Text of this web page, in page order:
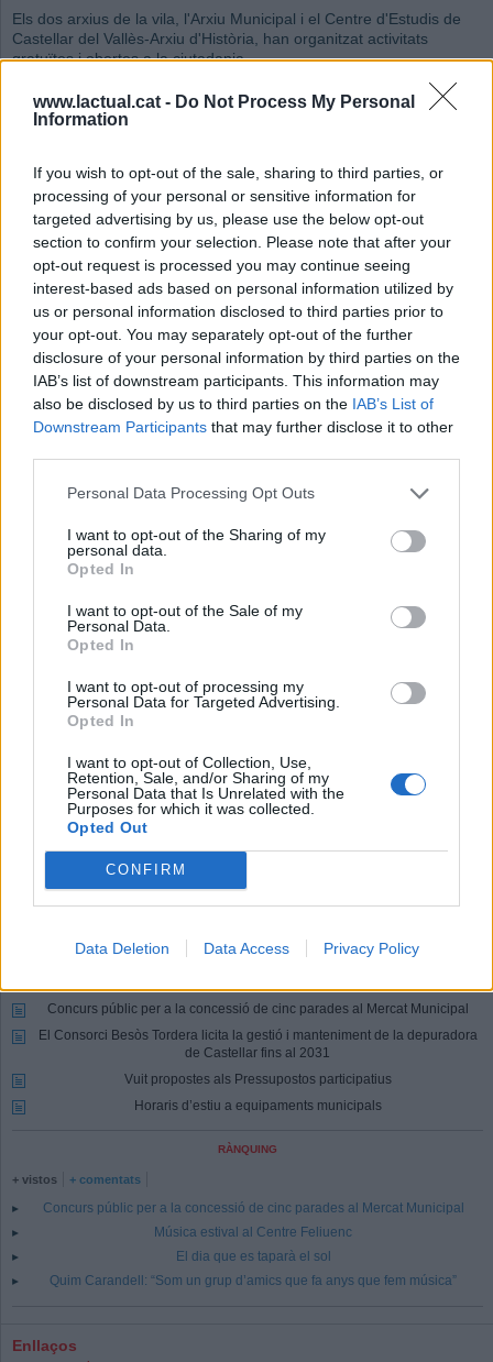
www.lactual.cat - Do Not Process My Personal
Information
If you wish to opt-out of the sale, sharing to third parties, or
processing of your personal or sensitive information for
targeted advertising by us, please use the below opt-out
section to confirm your selection. Please note that after your
opt-out request is processed you may continue seeing
interest-based ads based on personal information utilized by
us or personal information disclosed to third parties prior to
your opt-out. You may separately opt-out of the further
disclosure of your personal information by third parties on the
IAB’s list of downstream participants. This information may
also be disclosed by us to third parties on the IAB’s List of
Downstream Participants that may further disclose it to other
Personal Data Processing Opt Outs
I want to opt-out of the Sharing of my
personal data.
Opted In
I want to opt-out of the Sale of my
Personal Data.
Opted In
I want to opt-out of processing my
Personal Data for Targeted Advertising.
Opted In
I want to opt-out of Collection, Use,
Retention, Sale, and/or Sharing of my
Personal Data that Is Unrelated with the
Purposes for which it was collected.
Opted Out
CONFIRM
Data Deletion Data Access Privacy Policy
Els dos arxius de la vila, l'Arxiu Municipal i el Centre d'Estudis de
Castellar del Vallès-Arxiu d'Història, han organitzat activitats
gratuïtes i obertes a la ciutadania
Redacció
Afegeix el teu comentari
sota el lema “Catalunya, país d’arxius”, els dos arxius de la vila, l’Arxiu
Municipal i el Centre d’Estudis de Castellar del Vallès - Arxiu d’Història, han
organitzat activitats gratuïtes i obertes a la ciutadania.
Així, el Centre d’Estudis de Castellar- Arxiu d’Història farà una sortida aquest
dissabte 7 de juny entre les 10.30 i les 12.30 dins del cicle Un Tomb per la
Història amb la passejada històrica “Els camins de l’aigua pel nucli antic de
Castellar del Vallès”. La sortida es fa amb la col·laboració de la Comunitat de
Regants de Canyelles, la Parròquia de Sant Esteve i l’Associació de Veïns del
Casc Antic.
En finalitzar la passejada, hi haurà vermut i música al carrer de Sant Miquel.
L’activitat es farà entre les 10.30 i les 12.30 h.
D’altra banda, l’Arxiu Municipal de Castellar farà una jornada de portes
secrets del nostre patrimoni documental.
jornada de portes obertes, l’arxivera municipal Sílvia Sáiz farà una visita
guiada per a les instal·lacions i també pel dipòsit de documents, una àrea
Afegeix
Estigues informat amb les últimes notícies d'actualitat.
ACTIVAR ARA
Comparteix
M'agrada
Comentaris
Per escriure un comentari has d'identificar-te com a usuari de
Registrar-meSi encara no ets usuari de Lactual.cat, registra't ara.
Més Actualitat
Concurs públic per a la concessió de cinc parades al Mercat Municipal
El Consorci Besòs Tordera licita la gestió i manteniment de la depuradora
de Castellar fins al 2031
Vuit propostes als Pressupostos participatius
Horaris d’estiu a equipaments municipals
RÀNQUING
+ vistos + comentats
Concurs públic per a la concessió de cinc parades al Mercat Municipal
Música estival al Centre Feliuenc
El dia que es taparà el sol
Quim Carandell: “Som un grup d’amics que fa anys que fem música”
Enllaços